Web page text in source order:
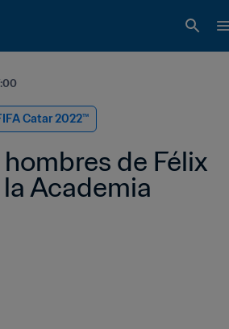
Catar 2022™
de Félix
Academia